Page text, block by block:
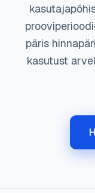
päris
kasutust